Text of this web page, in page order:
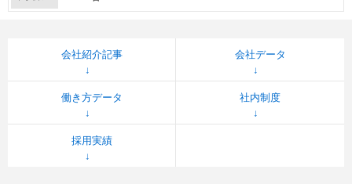
会社紹介記事 会社データ
働き方データ 社内制度
採用実績